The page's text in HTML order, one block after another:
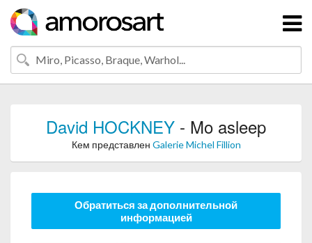
David HOCKNEY - Mo asleep
Кем представлен Galerie Michel Fillion
Обратиться за дополнительной
информацией